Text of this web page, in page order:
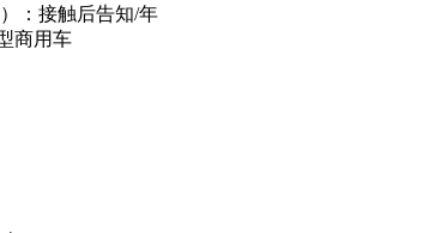
： 接触后告知/年
商用车